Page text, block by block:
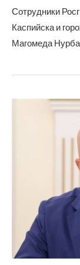
Сотрудники
Каспийска и
Магомеда